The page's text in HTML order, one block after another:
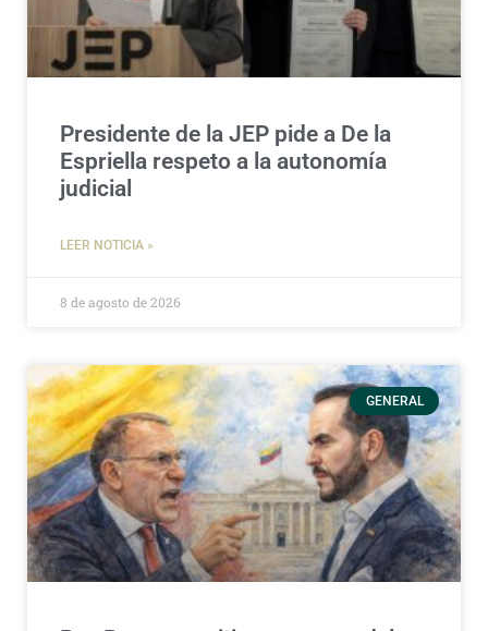
Presidente de la JEP pide a De la
Espriella respeto a la autonomía
judicial
LEER NOTICIA »
8 de agosto de 2026
GENERAL